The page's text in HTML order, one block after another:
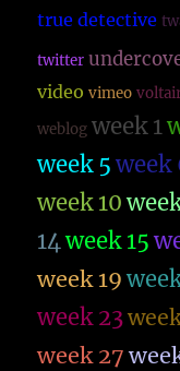
true detective
twitter
video vimeo
weblog week 1
week 5 week
week 10
14week 15
week 19
week 23
week 27